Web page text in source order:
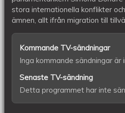
stora internationella konflikter
ämnen, allt ifrån migration till
Kommande TV-sändningar
Inga kommande sändningar är
Senaste TV-sändning
Detta programmet har inte